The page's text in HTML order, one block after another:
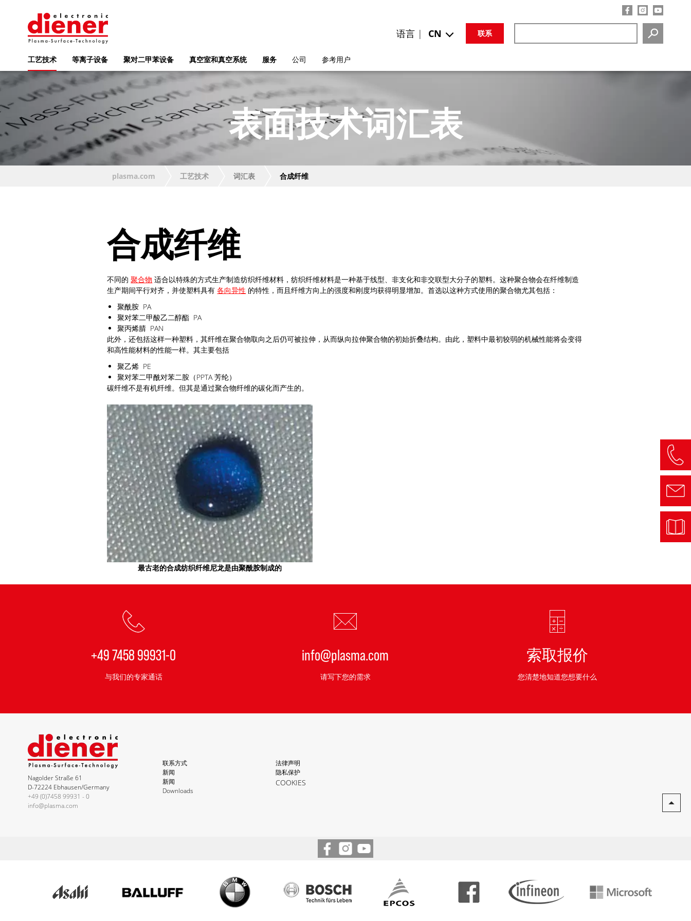
SEARCH
联系
语言 | CN
工艺技术 等离子设备 聚对二甲苯设备 真空室和真空系统 服务 公司 参考用户
表面技术词汇表
plasma.com 工艺技术 词汇表 合成纤维
合成纤维
不同的聚合物 适合以特殊的方式生产制造纺织纤维材料，纺织纤维材料是一种基于线型、非支化和非交联型大分子的塑料。这种聚合物会在纤维制造
生产期间平行对齐，并使塑料具有各向异性 的特性，而且纤维方向上的强度和刚度均获得明显增加。首选以这种方式使用的聚合物尤其包括：
聚酰胺 PA
聚对苯二甲酸乙二醇酯 PA
聚丙烯腈 PAN
此外，还包括这样一种塑料，其纤维在聚合物取向之后仍可被拉伸，从而纵向拉伸聚合物的初始折叠结构。由此，塑料中最初较弱的机械性能将会变得
和高性能材料的性能一样。其主要包括
聚乙烯 PE
聚对苯二甲酰对苯二胺（PPTA 芳纶）
碳纤维不是有机纤维。但其是通过聚合物纤维的碳化而产生的。
最古老的合成纺织纤维尼龙是由聚酰胺制成的
+49 7458 99931-0
与我们的专家通话
info@plasma.com
请写下您的需求
索取报价
您清楚地知道您想要什么
Nagolder Straße 61
D-72224 Ebhausen/Germany
+49 (0)7458 99931 - 0
info@plasma.com
联系方式
新闻
新闻
Downloads
法律声明
隐私保护
COOKIES